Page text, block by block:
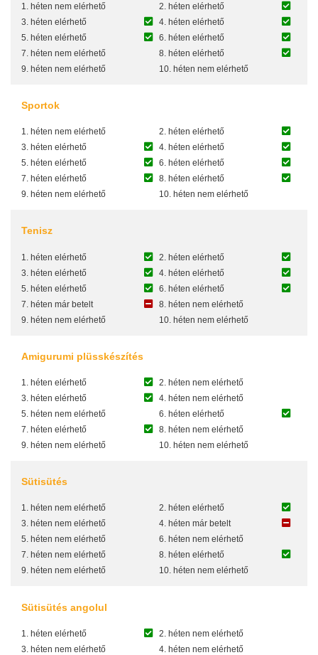
1. héten nem elérhető
2. héten elérhető
3. héten elérhető
4. héten elérhető
5. héten elérhető
6. héten elérhető
7. héten nem elérhető
8. héten elérhető
9. héten nem elérhető
10. héten nem elérhető
Sportok
1. héten nem elérhető
2. héten elérhető
3. héten elérhető
4. héten elérhető
5. héten elérhető
6. héten elérhető
7. héten elérhető
8. héten elérhető
9. héten nem elérhető
10. héten nem elérhető
Tenisz
1. héten elérhető
2. héten elérhető
3. héten elérhető
4. héten elérhető
5. héten elérhető
6. héten elérhető
7. héten már betelt
8. héten nem elérhető
9. héten nem elérhető
10. héten nem elérhető
Amigurumi plüsskészítés
1. héten elérhető
2. héten nem elérhető
3. héten elérhető
4. héten nem elérhető
5. héten nem elérhető
6. héten elérhető
7. héten elérhető
8. héten nem elérhető
9. héten nem elérhető
10. héten nem elérhető
Sütisütés
1. héten nem elérhető
2. héten elérhető
3. héten nem elérhető
4. héten már betelt
5. héten nem elérhető
6. héten nem elérhető
7. héten nem elérhető
8. héten elérhető
9. héten nem elérhető
10. héten nem elérhető
Sütisütés angolul
1. héten elérhető
2. héten nem elérhető
3. héten nem elérhető
4. héten nem elérhető